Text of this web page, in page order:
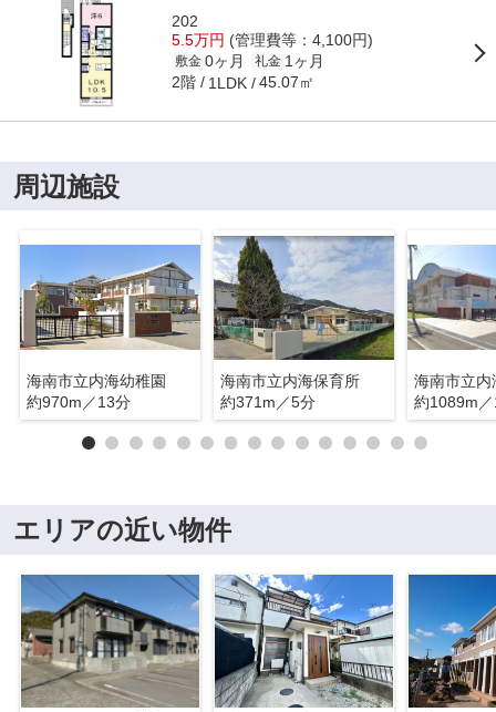
202
5.5万円 (管理費等：4,100円)
敷金 0ヶ月 礼金 1ヶ月
2階 1LDK 45.07㎡
周辺施設
海南市立内海幼稚園
約970m／13分
海南市立内海保育所
約371m／5分
海南市立内
約1089m
エリアの近い物件